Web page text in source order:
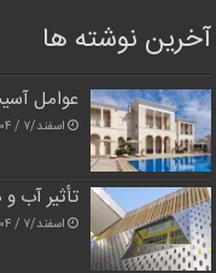
آخرین نوشته ها
عوامل
اسفند/۷ / ۱۴۰۴
تأثیر آب
اسفند/۷ / ۱۴۰۴